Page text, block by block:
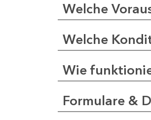
Welche
Welche
Wie
Formulare &